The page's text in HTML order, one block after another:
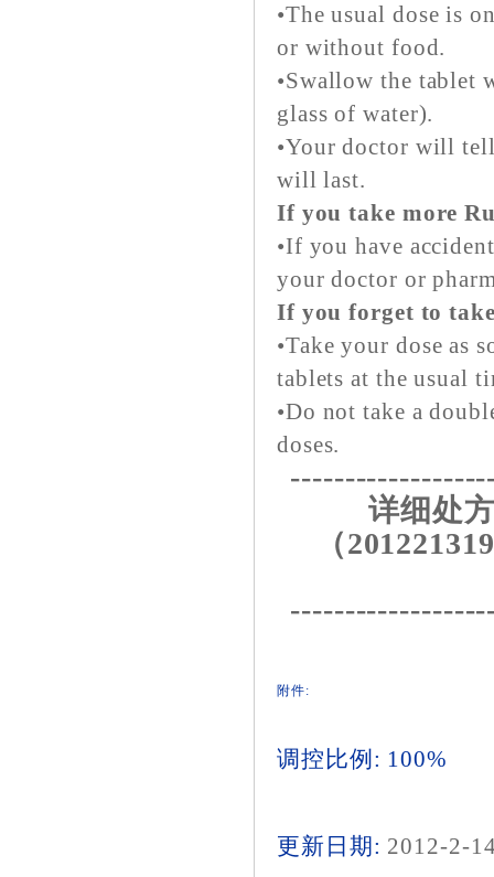
•The usual dose is
or without food.
•Swallow the tablet
glass of water).
•Your doctor will
will last.
If you take more
•If you have
your doctor or
If you forget to
•Take your dose as
tablets at the usual
•Do not take a
doses.
详细处
（
附件:
调控比例: 100%
更新日期: 2012-2-